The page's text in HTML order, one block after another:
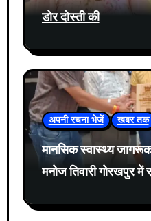
डोर दोस्ती की
अपनी रचना भेजें खबर तक
मानसिक स्वास्थ्य
मनोज तिवारी गोरखपुर में